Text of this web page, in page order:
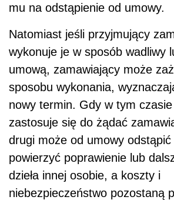
mu na odstąpienie od umowy.
Natomiast jeśli przyjmujący
wykonuje je w sposób wadliwy
umową, zamawiający może
sposobu wykonania,
nowy termin. Gdy w tym
zastosuje się do żądać
drugi może od umowy odstąpić
powierzyć poprawienie lub
dzieła innej osobie, a koszty i
niebezpieczeństwo pozostaną